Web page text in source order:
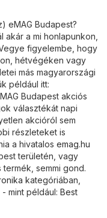
eMAG Budapest?
a mi honlapunkon,
figyelembe, hogy
hétvégéken vagy
más magyarországi
például itt:
Budapest akciós
választékát napi
akcióról sem
részleteket is
a hivatalos emag.hu
területén, vagy
semmi gond.
kategóriában,
mint például: Best